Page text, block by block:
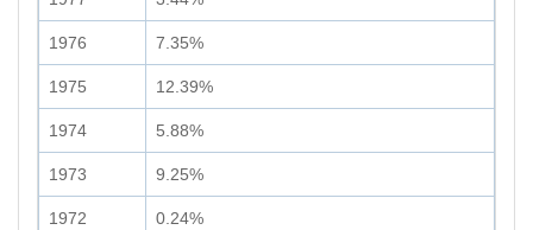
1976 7.35%
1975 12.39%
1974 5.88%
1973 9.25%
1972 0.24%